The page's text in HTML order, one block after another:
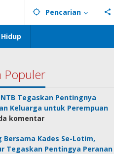
Pencarian
Populer
Tegaskan Pentingnya
Keluarga untuk Perempuan
komentar
Bersama Kades Se-Lotim,
Tegaskan Pentingya Peranan